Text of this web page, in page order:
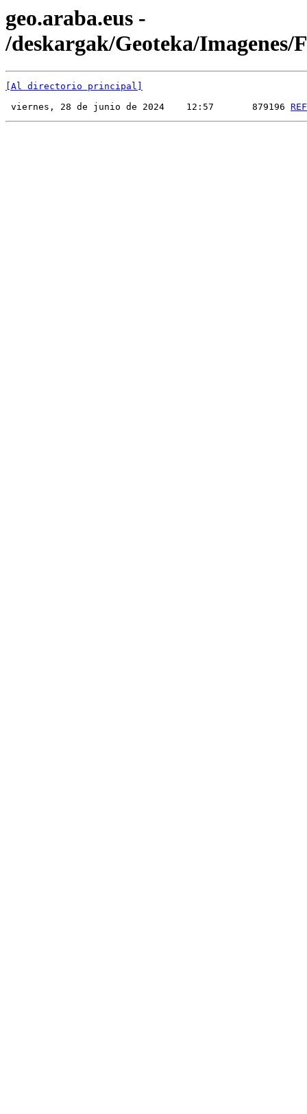
geo.araba.eus -
/deskargak/Geoteka/Imagenes/
[Al directorio principal]
viernes, 28 de junio de 2024    12:57       879196